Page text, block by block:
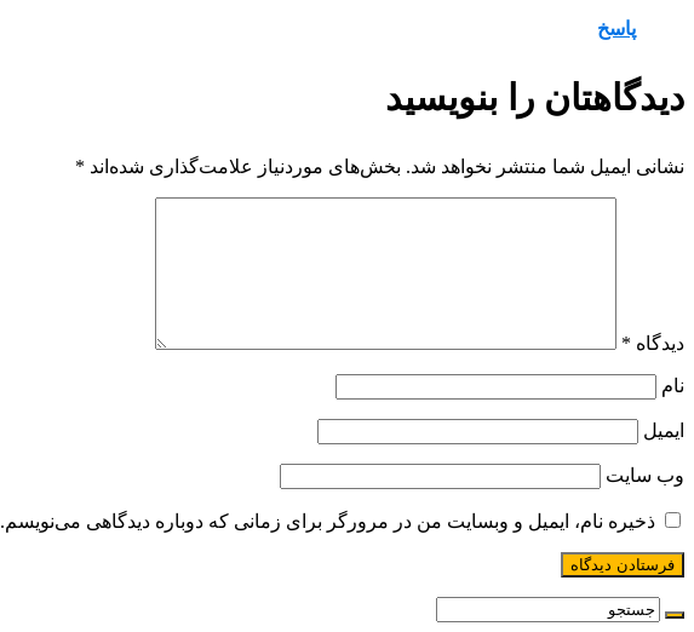
پاسخ
دیدگاهتان را بنویسید
نشانی ایمیل شما منتشر نخواهد شد. بخش‌های موردنیاز علامت‌گذاری شده‌اند *
دیدگاه *
نام
ایمیل
وب‌ سایت
ذخیره نام، ایمیل و وبسایت من در مرورگر برای زمانی که دوباره دیدگاهی می‌نویسم.